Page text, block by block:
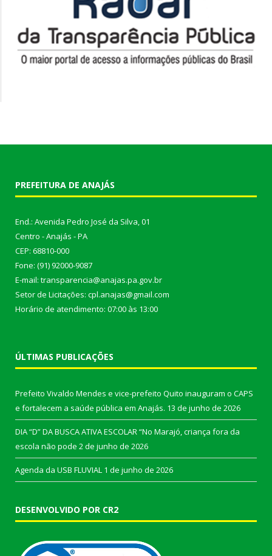
PREFEITURA DE ANAJÁS
End.: Avenida Pedro José da Silva, 01
Centro - Anajás - PA
CEP: 68810-000
Fone: (91) 92000-9087
E-mail: transparencia@anajas.pa.gov.br
Setor de Licitações: cpl.anajas@gmail.com
Horário de atendimento: 07:00 às 13:00
ÚLTIMAS PUBLICAÇÕES
Prefeito Vivaldo Mendes e vice-prefeito Quito inauguram o CAPS
e fortalecem a saúde pública em Anajás. 13 de junho de 2026
DIA “D” DA BUSCA ATIVA ESCOLAR “No Marajó, criança fora da
escola não pode 2 de junho de 2026
Agenda da USB FLUVIAL 1 de junho de 2026
DESENVOLVIDO POR CR2